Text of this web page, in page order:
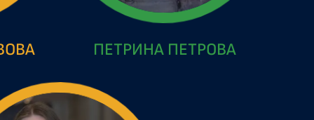
ПЕТРИНА ПЕТРОВА